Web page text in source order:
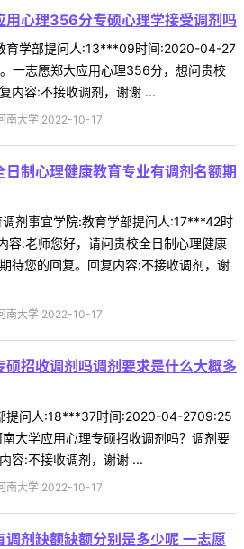
用心理356分专硕心理学接受调剂吗
育学部提问人:13***09时间:2020-04-27
一志愿郑大应用心理356分，想问贵校
内容:不接收调剂，谢谢 ...
南大学 2022-10-17
制心理健康教育专业有调剂名额期
剂事宜学院:教育学部提问人:17***42时
:老师您好，请问贵校全日制心理健康
待您的回复。回复内容:不接收调剂，谢
南大学 2022-10-17
招收调剂吗调剂要求是什么大概多
提问人:18***37时间:2020-04-2709:25
大学应用心理专硕招收调剂吗？调剂要
容:不接收调剂，谢谢 ...
南大学 2022-10-17
剂缺额缺额分别是多少呢 一志愿